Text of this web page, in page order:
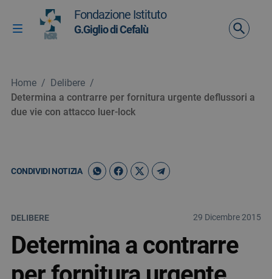
Vai ai contenuti
Vai al menu di navigazione
Vai al footer
Attiva / disattiva la navigazione
Fondazione Istituto
G.Giglio di Cefalù
Home / Delibere /
Determina a contrarre per fornitura urgente deflussori a
due vie con attacco luer-lock
CONDIVIDI NOTIZIA
DELIBERE 29 Dicembre 2015
Determina a contrarre